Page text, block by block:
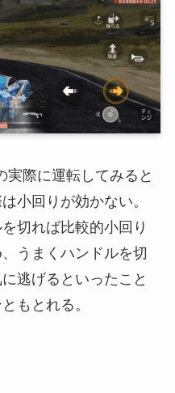
実際に運転してみると
小回りが効かない。
切れば比較的小回り
うまくハンドルを切
逃げるといったこと
もとれる。